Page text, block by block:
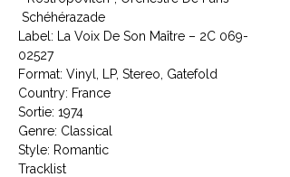
Schéhérazade
Label: La Voix De Son Maître ‎– 2C 069-
02527
Format: Vinyl, LP, Stereo, Gatefold
Country: France
Sortie: 1974
Genre: Classical
Style: Romantic
Tracklist